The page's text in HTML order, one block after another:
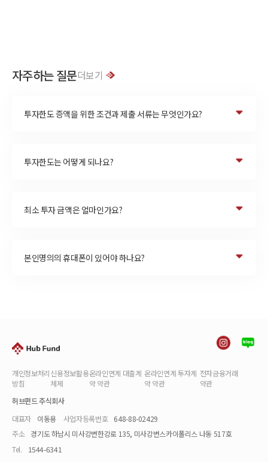
자주하는 질문더보기
투자한도 증액을 위한 조건과 제출 서류는 무엇인가요?
투자한도는 어떻게 되나요?
최소 투자 금액은 얼마인가요?
본인명의의 휴대폰이 있어야 하나요?
개인정보처리
방침
신용정보활용
체제
온라인연계 대출계
약 약관
온라인연계 투자계
약 약관
전자금융거래
약관
허브펀드 주식회사
대표자
이동용 사업자등록번호
648-88-02429
주소
경기도 하남시 미사강변한강로 135, 미사강변스카이폴리스 나동 517호
Tel.
1544-6341